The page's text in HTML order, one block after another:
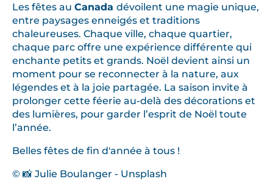
Les fêtes au Canada dévoilent une magie unique,
entre paysages enneigés et traditions
chaleureuses. Chaque ville, chaque quartier,
chaque parc offre une expérience différente qui
enchante petits et grands. Noël devient ainsi un
moment pour se reconnecter à la nature, aux
légendes et à la joie partagée. La saison invite à
prolonger cette féerie au-delà des décorations et
des lumières, pour garder l’esprit de Noël toute
l’année.
Belles fêtes de fin d'année à tous !
© 📸 Julie Boulanger - Unsplash